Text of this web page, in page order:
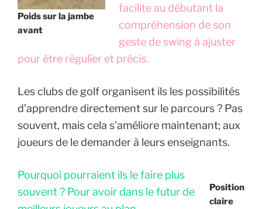
Poids sur la jambe
avant
facilite au débutant la
compréhension de son
geste de swing à ajuster
pour être régulier et précis.
Les clubs de golf organisent ils les possibilités
d’apprendre directement sur le parcours ? Pas
souvent, mais cela s’améliore maintenant; aux
joueurs de le demander à leurs enseignants.
Position
claire
Pourquoi pourraient ils le faire plus
souvent ? Pour avoir dans le futur de